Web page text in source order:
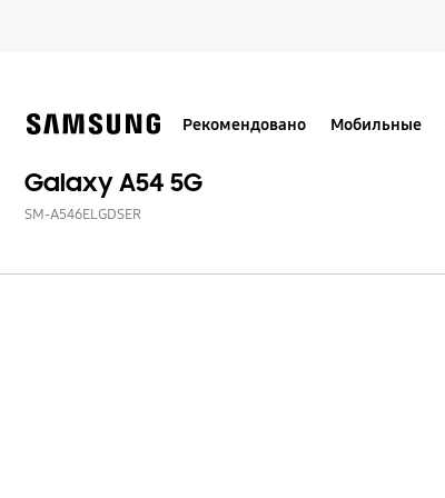
Рекомендовано Мобильные
Galaxy A54 5G
SM-A546ELGDSER